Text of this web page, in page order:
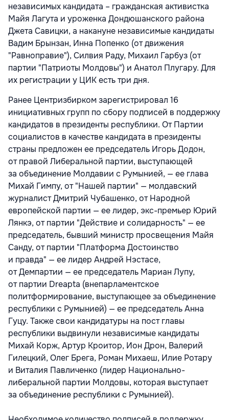
независимых кандидата – гражданская активистка
Майя Лагута и уроженка Дондюшанского района
Джета Савицки, а накануне независимые кандидаты
Вадим Брынзан, Инна Попенко (от движения
"Равноправие"), Силвия Раду, Михаил Гарбуз (от
партии "Патриоты Молдовы") и Анатол Плугару. Для
их регистрации у ЦИК есть три дня.
Ранее Центризбирком зарегистрировал 16
инициативных групп по сбору подписей в поддержку
кандидатов в президенты республики. От Партии
социалистов в качестве кандидата в президенты
страны предложен ее председатель Игорь Додон,
от правой Либеральной партии, выступающей
за объединение Молдавии с Румынией, — ее глава
Михай Гимпу, от "Нашей партии" — молдавский
журналист Дмитрий Чубашенко, от Народной
европейской партии — ее лидер, экс-премьер Юрий
Лянкэ, от партии "Действие и солидарность" — ее
председатель, бывший министр просвещения Майя
Санду, от партии "Платформа Достоинство
и правда" — ее лидер Андрей Нэстасе,
от Демпартии — ее председатель Мариан Лупу,
от партии Dreapta (внепарламентское
политформирование, выступающее за объединение
республики с Румынией) — ее председатель Анна
Гуцу. Также свои кандидатуры на пост главы
республики выдвинули независимые кандидаты
Михай Корж, Артур Кроитор, Ион Дрон, Валерий
Гилецкий, Олег Брега, Роман Михаеш, Илие Ротару
и Виталия Павличенко (лидер Национально-
либеральной партии Молдовы, которая выступает
за объединение республики с Румынией).